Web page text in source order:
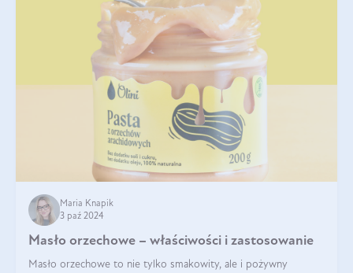
Maria Knapik
3 paź 2024
Masło orzechowe – właściwości i zastosowanie
Masło orzechowe to nie tylko smakowity, ale i pożywny